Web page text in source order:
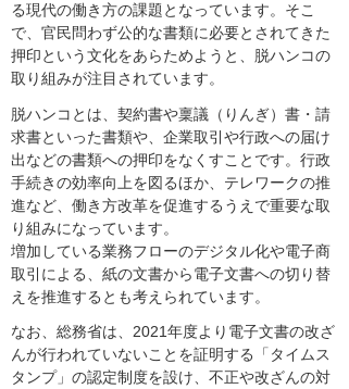
る現代の働き方の課題となっています。そこ
で、官民問わず公的な書類に必要とされてきた
押印という文化をあらためようと、脱ハンコの
取り組みが注目されています。
脱ハンコとは、契約書や稟議（りんぎ）書・請
求書といった書類や、企業取引や行政への届け
出などの書類への押印をなくすことです。行政
手続きの効率向上を図るほか、テレワークの推
進など、働き方改革を促進するうえで重要な取
り組みになっています。
増加している業務フローのデジタル化や電子商
取引による、紙の文書から電子文書への切り替
えを推進するとも考えられています。
なお、総務省は、2021年度より電子文書の改ざ
んが行われていないことを証明する「タイムス
タンプ」の認定制度を設け、不正や改ざんの対